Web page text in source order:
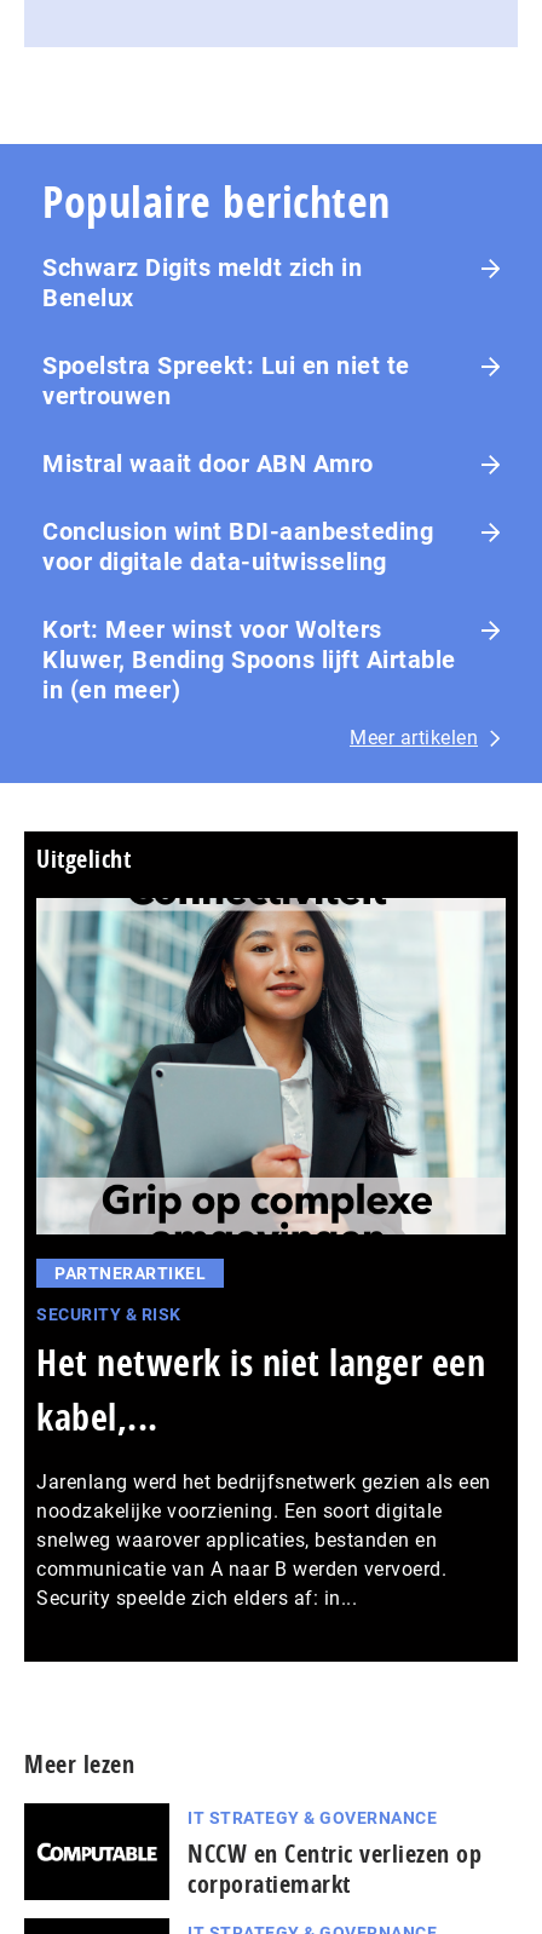
Populaire berichten
Schwarz Digits meldt zich in
Benelux
Spoelstra Spreekt: Lui en niet te
vertrouwen
Mistral waait door ABN Amro
Conclusion wint BDI-aanbesteding
voor digitale data-uitwisseling
Kort: Meer winst voor Wolters
Kluwer, Bending Spoons lijft Airtable
in (en meer)
Meer artikelen
Uitgelicht
PARTNERARTIKEL
SECURITY & RISK
Het netwerk is niet langer een
kabel,...
Jarenlang werd het bedrijfsnetwerk gezien als een
noodzakelijke voorziening. Een soort digitale
snelweg waarover applicaties, bestanden en
communicatie van A naar B werden vervoerd.
Security speelde zich elders af: in...
Meer lezen
IT STRATEGY & GOVERNANCE
NCCW en Centric verliezen op
corporatiemarkt